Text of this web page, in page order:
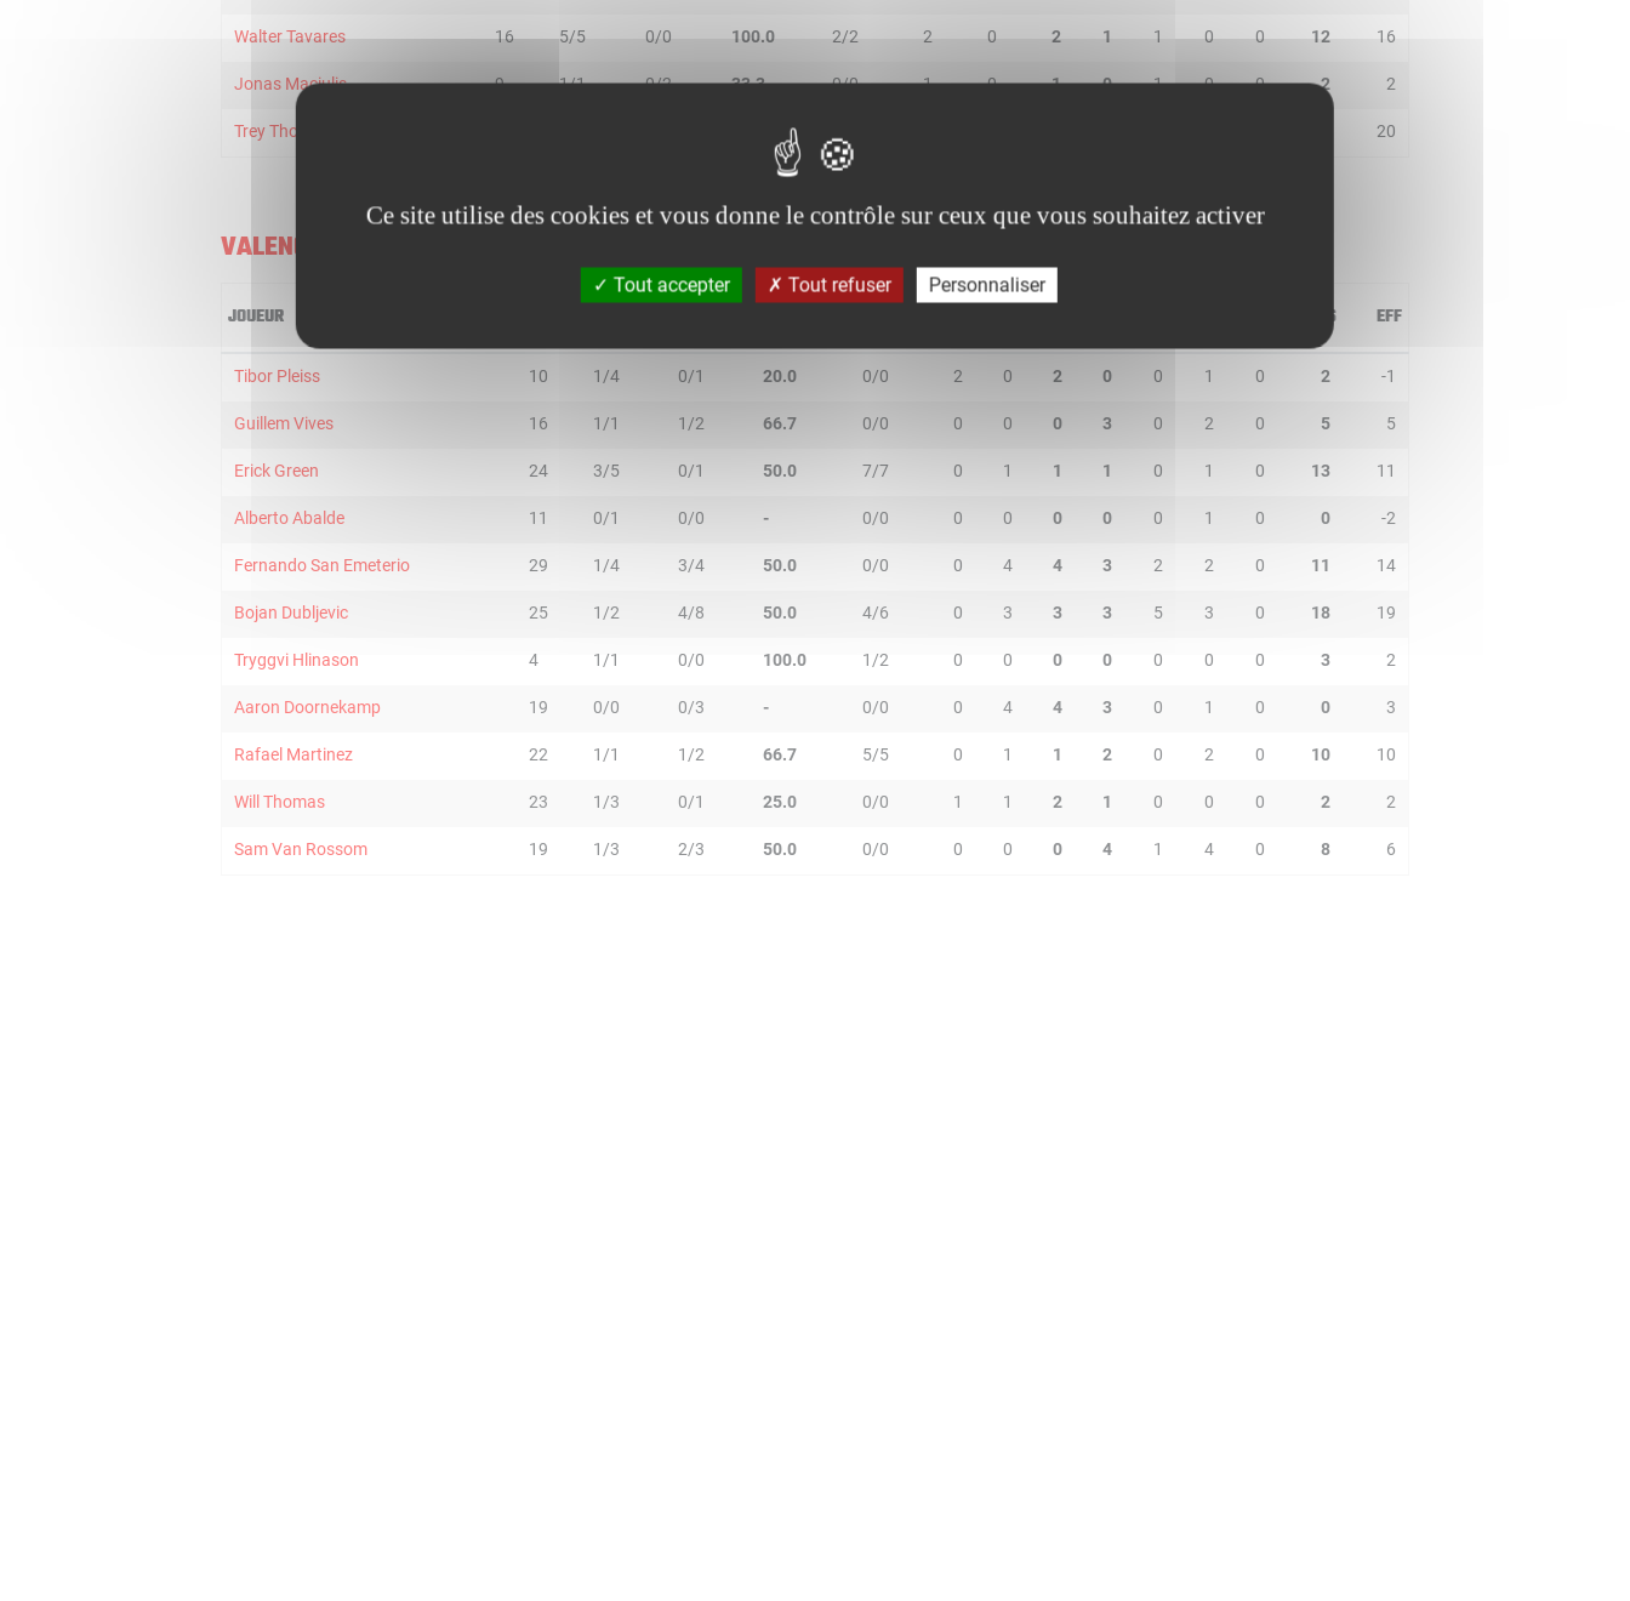
Walter Tavares 16 5/5 0/0 100.0 2/2 2 0 2 1 1 0 0 12 16
Jonas Maciulis 9 1/1 0/2 33.3 0/0 1 0 1 0 1 0 0 2 2
Trey Thompkins 20
VALENCIA BASKET
JOUEUR PTS EFF
Tibor Pleiss 10 1/4 0/1 20.0 0/0 2 0 2 0 0 1 0 2 -1
Guillem Vives 16 1/1 1/2 66.7 0/0 0 0 0 3 0 2 0 5 5
Erick Green 24 3/5 0/1 50.0 7/7 0 1 1 1 0 1 0 13 11
Alberto Abalde 11 0/1 0/0 - 0/0 0 0 0 0 0 1 0 0 -2
Fernando San Emeterio 29 1/4 3/4 50.0 0/0 0 4 4 3 2 2 0 11 14
Bojan Dubljevic 25 1/2 4/8 50.0 4/6 0 3 3 3 5 3 0 18 19
Tryggvi Hlinason 4 1/1 0/0 100.0 1/2 0 0 0 0 0 0 0 3 2
Aaron Doornekamp 19 0/0 0/3 - 0/0 0 4 4 3 0 1 0 0 3
Rafael Martinez 22 1/1 1/2 66.7 5/5 0 1 1 2 0 2 0 10 10
Will Thomas 23 1/3 0/1 25.0 0/0 1 1 2 1 0 0 0 2 2
Sam Van Rossom 19 1/3 2/3 50.0 0/0 0 0 0 4 1 4 0 8 6
Ce site utilise des cookies et vous donne le contrôle sur ceux que vous souhaitez activer
Tout accepter Tout refuser Personnaliser